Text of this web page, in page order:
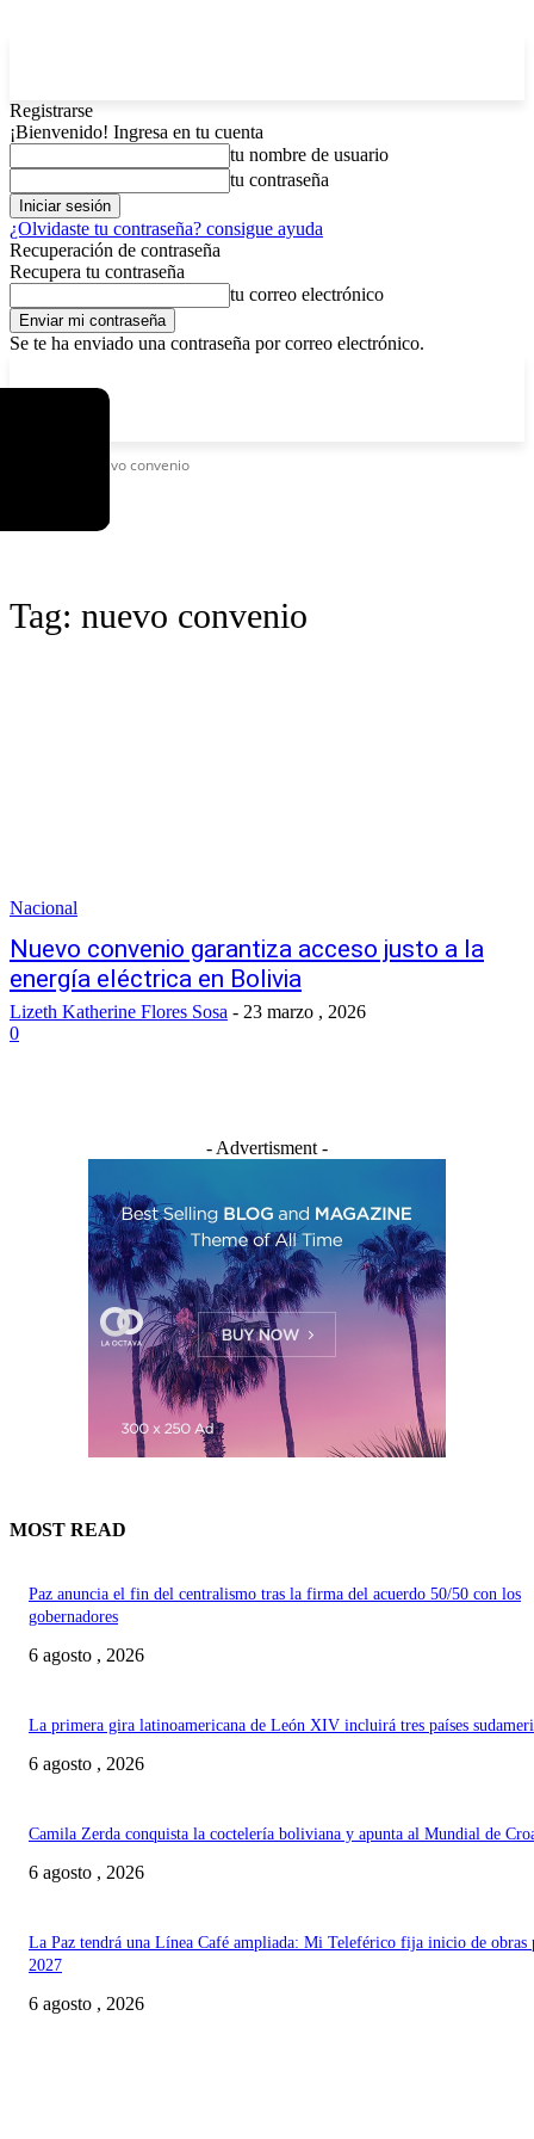
Registrarse
¡Bienvenido! Ingresa en tu cuenta
tu nombre de usuario
tu contraseña
¿Olvidaste tu contraseña? consigue ayuda
Recuperación de contraseña
Recupera tu contraseña
tu correo electrónico
Se te ha enviado una contraseña por correo electrónico.
Nuevo convenio
Tag: nuevo convenio
Nacional
Nuevo convenio garantiza acceso justo a la
energía eléctrica en Bolivia
Lizeth Katherine Flores Sosa - 23 marzo , 2026
0
- Advertisment -
MOST READ
Paz anuncia el fin del centralismo tras la firma del acuerdo 50/50 con los
gobernadores
6 agosto , 2026
La primera gira latinoamericana de León XIV incluirá tres países
6 agosto , 2026
Camila Zerda conquista la coctelería boliviana y apunta al Mundial de
6 agosto , 2026
La Paz tendrá una Línea Café ampliada: Mi Teleférico fija inicio de obras
2027
6 agosto , 2026